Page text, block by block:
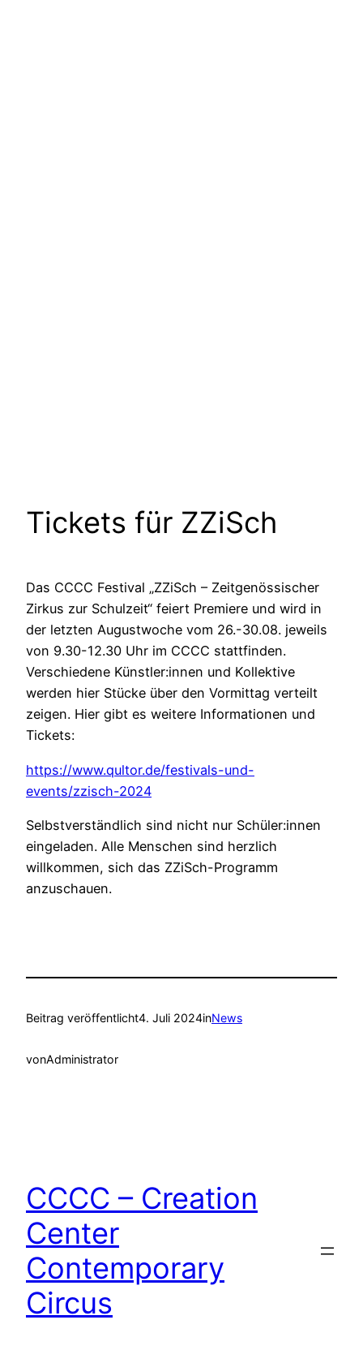
Tickets für ZZiSch
Das CCCC Festival „ZZiSch – Zeitgenössischer
Zirkus zur Schulzeit“ feiert Premiere und wird in
der letzten Augustwoche vom 26.-30.08. jeweils
von 9.30-12.30 Uhr im CCCC stattfinden.
Verschiedene Künstler:innen und Kollektive
werden hier Stücke über den Vormittag verteilt
zeigen. Hier gibt es weitere Informationen und
Tickets:
https://www.qultor.de/festivals-und-
events/zzisch-2024
Selbstverständlich sind nicht nur Schüler:innen
eingeladen. Alle Menschen sind herzlich
willkommen, sich das ZZiSch-Programm
anzuschauen.
Beitrag veröffentlicht4. Juli 2024inNews
vonAdministrator
CCCC – Creation
Center
Contemporary
Circus